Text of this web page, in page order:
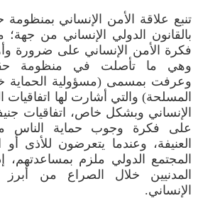
تنبع علاقة الأمن الإنساني
بالقانون الدولي الإنساني من
فكرة الأمن الإنساني على ضرورة
وهي ما تأصلت في منظومة
وعرفت بمسمى (مسؤولية الحماية
المسلحة) والتي أشارت لها اتفاقيات
الإنساني وبشكل خاص، اتفاقيات
على فكرة وجوب حماية الناس
العنيفة، وعندما يتعرضون للأذى
المجتمع الدولي ملزم بمساعدتهم،
المدنيين خلال الصراع من أبرز
الإنساني.